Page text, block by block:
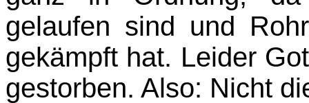
gelaufen sind und
gekämpft hat. Leider
gestorben. Also: Nicht